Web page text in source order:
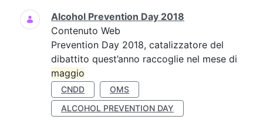
Alcohol Prevention Day 2018
Contenuto Web
Prevention Day 2018, catalizzatore del
dibattito quest’anno raccoglie nel mese di
maggio
CNDD
OMS
ALCOHOL PREVENTION DAY